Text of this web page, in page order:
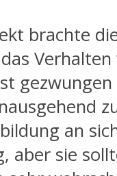
brachte
an
aber sie